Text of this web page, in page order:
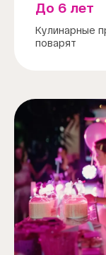
До 6 лет
Кулинарные
поварят